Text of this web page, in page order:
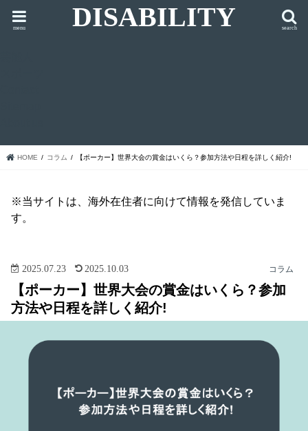
DISABILITY search
menu
HOME コラム 【ポーカー】世界大会の賞金はいくら？参加方法や日程を詳しく紹介!
※当サイトは、海外在住者に向けて情報を発信していま
す。
コラム
2025.07.23 2025.10.03
【ポーカー】世界大会の賞金はいくら？参加
方法や日程を詳しく紹介!